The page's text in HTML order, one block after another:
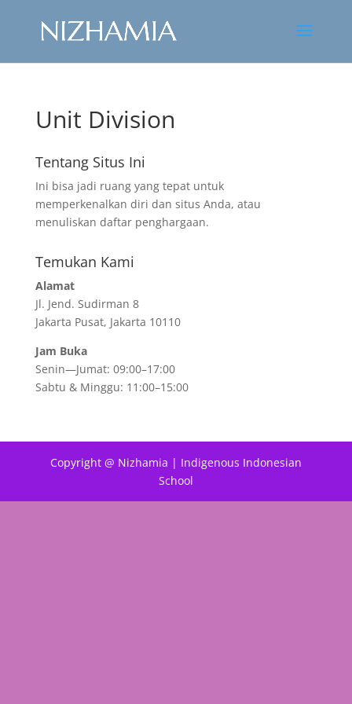
Unit Division
Tentang Situs Ini
Ini bisa jadi ruang yang tepat untuk
memperkenalkan diri dan situs Anda, atau
menuliskan daftar penghargaan.
Temukan Kami
Alamat
Jl. Jend. Sudirman 8
Jakarta Pusat, Jakarta 10110
Jam Buka
Senin—Jumat: 09:00–17:00
Sabtu & Minggu: 11:00–15:00
Copyright @ Nizhamia | Indigenous Indonesian
School